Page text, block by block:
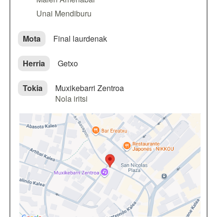
Unai Mendiburu
Mota Final laurdenak
Herria Getxo
Tokia
Muxikebarri Zentroa
Nola iritsi